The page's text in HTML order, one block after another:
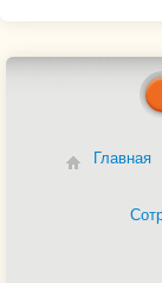
Главная